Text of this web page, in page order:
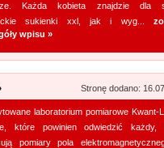
Profile aluminiowe
napraw. Prowadzony przez
obejmuje m. in. wytrzymałe
Archiwizacja
Każda kobieta znajdzie dla
sukienki xxl, jak i wyg...
wpisu »
Stronę dodano:
laboratorium pomiarowe Kwant-
które powinien odwiedzić każdy,
pomiary pola